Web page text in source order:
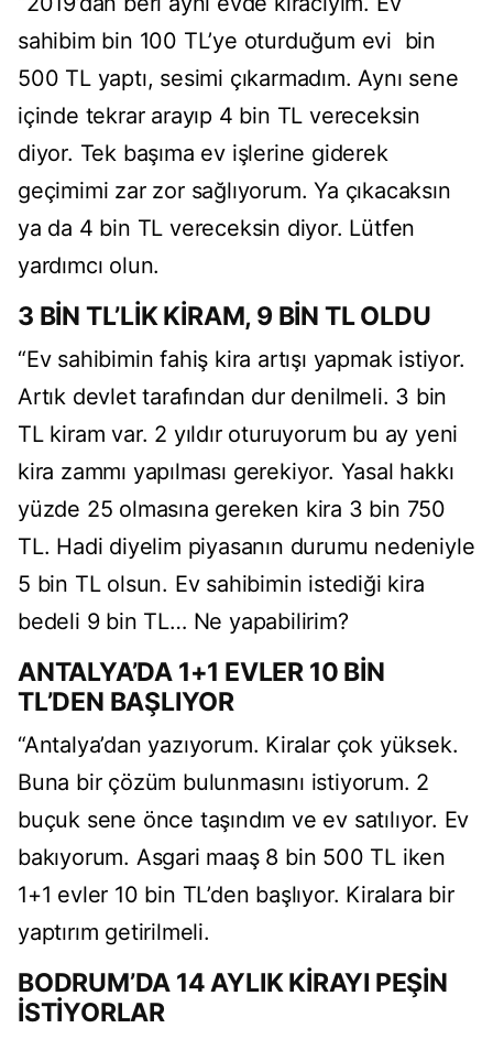
sahibim bin 100 TL’ye oturduğum evi bin
500 TL yaptı, sesimi çıkarmadım. Aynı sene
içinde tekrar arayıp 4 bin TL vereceksin
diyor. Tek başıma ev işlerine giderek
geçimimi zar zor sağlıyorum. Ya çıkacaksın
ya da 4 bin TL vereceksin diyor. Lütfen
yardımcı olun.
3 BİN TL’LİK KİRAM, 9 BİN TL OLDU
“Ev sahibimin fahiş kira artışı yapmak istiyor.
Artık devlet tarafından dur denilmeli. 3 bin
TL kiram var. 2 yıldır oturuyorum bu ay yeni
kira zammı yapılması gerekiyor. Yasal hakkı
yüzde 25 olmasına gereken kira 3 bin 750
TL. Hadi diyelim piyasanın durumu nedeniyle
5 bin TL olsun. Ev sahibimin istediği kira
bedeli 9 bin TL… Ne yapabilirim?
ANTALYA’DA 1+1 EVLER 10 BİN
TL’DEN BAŞLIYOR
“Antalya’dan yazıyorum. Kiralar çok yüksek.
Buna bir çözüm bulunmasını istiyorum. 2
buçuk sene önce taşındım ve ev satılıyor. Ev
bakıyorum. Asgari maaş 8 bin 500 TL iken
1+1 evler 10 bin TL’den başlıyor. Kiralara bir
yaptırım getirilmeli.
BODRUM’DA 14 AYLIK KİRAYI PEŞİN
İSTİYORLAR